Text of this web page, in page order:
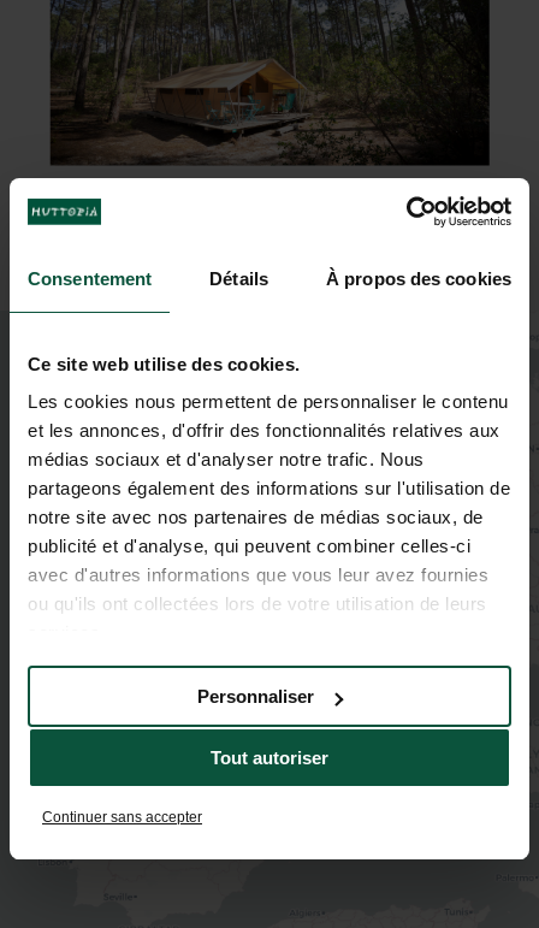
Consentement Détails À propos des cookies
Ce site web utilise des cookies.
Les cookies nous permettent de personnaliser le contenu
et les annonces, d'offrir des fonctionnalités relatives aux
médias sociaux et d'analyser notre trafic. Nous
partageons également des informations sur l'utilisation de
notre site avec nos partenaires de médias sociaux, de
publicité et d'analyse, qui peuvent combiner celles-ci
avec d'autres informations que vous leur avez fournies
ou qu'ils ont collectées lors de votre utilisation de leurs
Tout autoriser
Personnaliser
Continuer sans accepter
2
3
5
2
4
2
−